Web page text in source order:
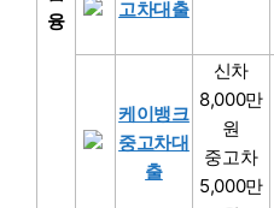
융
고차대출
케이뱅크
중고차대
출
신차
8,000만
원
중고차
5,000만